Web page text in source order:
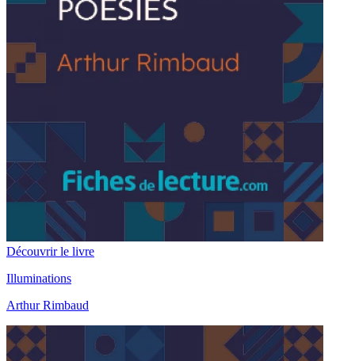
Découvrir le livre
Illuminations
Arthur Rimbaud